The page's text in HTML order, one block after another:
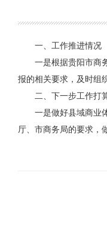
一、工作推进情况
一是根据贵阳市商
报的相关要求，及时组
二、下一步工作打
一是做好县域商业
厅、市商务局的要求，